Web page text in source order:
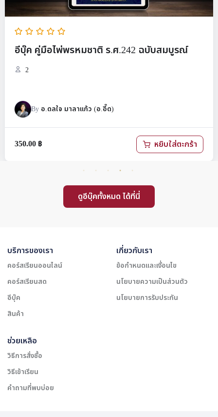
อีบุ๊ค คู่มือไพ่พรหมชาติ ร.ศ.242 ฉบับสมบูรณ์
2
Byอ.ดลใจ มาลาแก้ว (อ.อี๊ด)
350.00฿ หยิบใส่ตะกร้า
ดูอีบุ๊คทั้งหมด ได้ที่นี่
บริการของเรา
คอร์สเรียนออนไลน์
คอร์สเรียนสด
อีบุ๊ค
สินค้า
เกี่ยวกับเรา
ข้อกำหนดและเงื่อนไข
นโยบายความเป็นส่วนตัว
นโยบายการรับประกัน
ช่วยเหลือ
วิธีการสั่งซื้อ
วิธีเข้าเรียน
คำถามที่พบบ่อย